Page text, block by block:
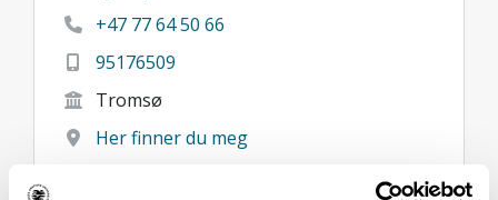
+47 77 64 50 66
95176509
Tromsø
Her finner du meg